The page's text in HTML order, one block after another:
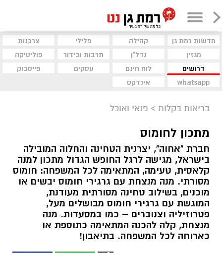
חדשות רמת גן קהילה פלילי
צרכנות
מגזין
נדל"ן תרבות ובידור
פוליטיקה
דרושים
לוח חינם עסקים
פייסבוק
whatsapp
אינדקס
בריאות בקלות > פנאי ואוכל
מתכון לחומוס
חברת "אחוה", יצרנית הטחינה והחלוה המובילה
בישראל, מגישה לרגל החופש הגדול מתכון למנה
קלאסית, טעימה, המתאימה לכל המשפחה: חומוס
מסורתי. מנה מנצחת עם גרגירי חומוס יבשים או
מוכנים, בשילוב טחינה מסורתית מעודנת,
המוגשת עם גרגירי חומוס מבושלים מעל,
פטרוזיליה וצנוברים – כמו במסעדות. מנה
מנצחת, קלה להכנה המתאימה כתוספת או
כארוחה לכל המשפחה. בתיאבון!